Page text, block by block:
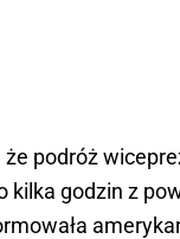
podróż
kilka godzin z